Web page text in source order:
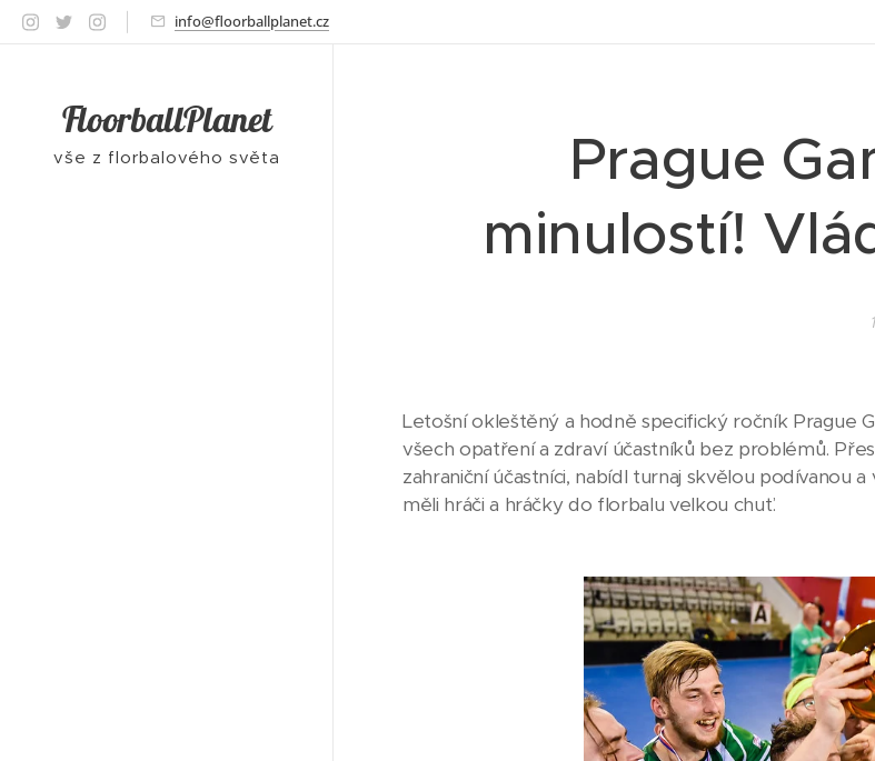
info@floorballplanet.cz
FloorballPlanet
vše z florbalového světa
Prague
minulostí!
Letošní okleštěný a hodně specifický ročník Prague
všech opatření a zdraví účastníků bez problémů.
zahraniční účastníci, nabídl turnaj skvělou
měli hráči a hráčky do florbalu velkou chuť.